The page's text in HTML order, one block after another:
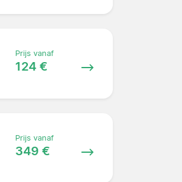
Prijs vanaf
124 €
Prijs vanaf
349 €